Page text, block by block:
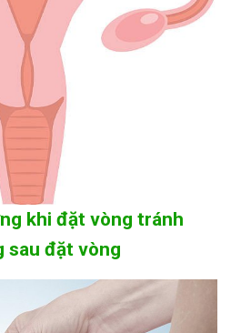
khi đặt vòng tránh
sau đặt vòng